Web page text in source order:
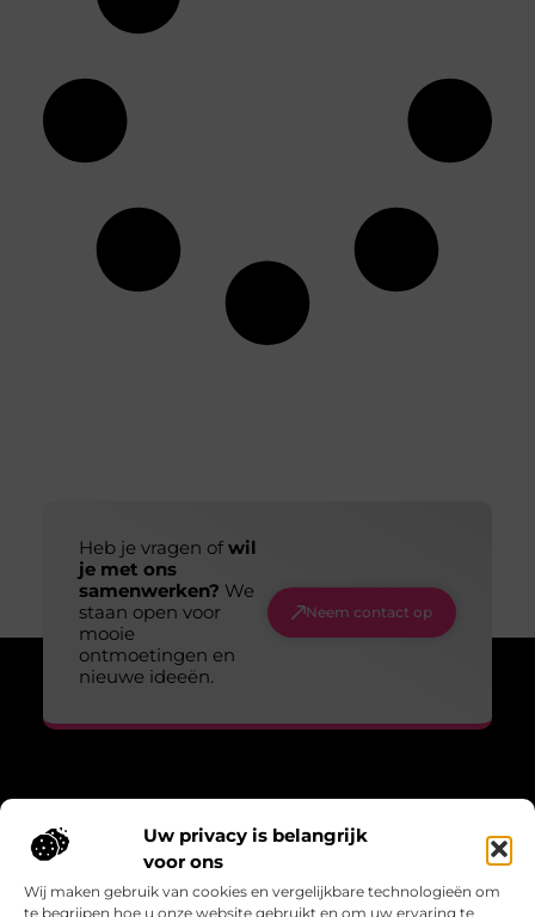
Uw privacy is belangrijk
voor ons
Wij maken gebruik van cookies en vergelijkbare technologieën om
te begrijpen hoe u onze website gebruikt en om uw ervaring te
Heb je vragen ofwil
je met ons
samenwerken? We
staan open voor
mooie
ontmoetingen en
nieuwe ideeën.
Neem contact op
“Adem, wandel, leef – verhalen die bewegen.”
frisse gedachten en de kracht van beweging in het dagelijks